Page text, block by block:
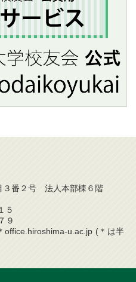
３番２号 法人本部棟６階
５
９
office.hiroshima-u.ac.jp (＊は半